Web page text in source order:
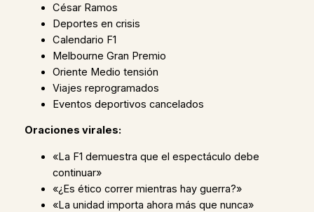
César Ramos
Deportes en crisis
Calendario F1
Melbourne Gran Premio
Oriente Medio tensión
Viajes reprogramados
Eventos deportivos cancelados
Oraciones virales:
«La F1 demuestra que el espectáculo debe
continuar»
«¿Es ético correr mientras hay guerra?»
«La unidad importa ahora más que nunca»